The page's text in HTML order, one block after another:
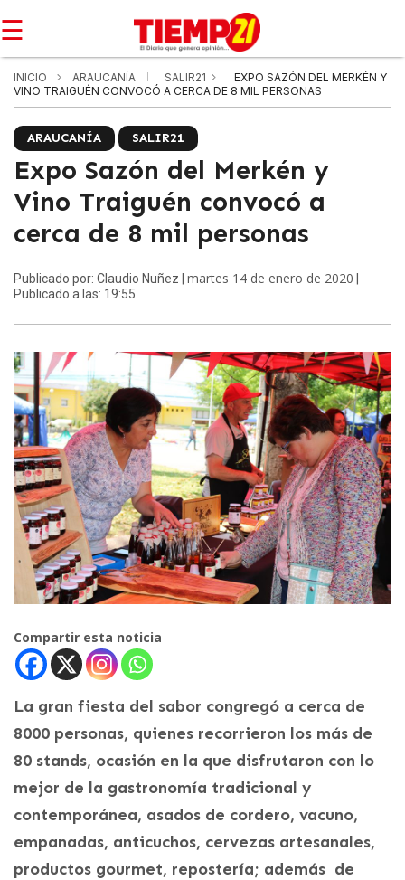
☰
INICIO ARAUCANÍA SALIR21
EXPO SAZÓN DEL MERKÉN Y
VINO TRAIGUÉN CONVOCÓ A CERCA DE 8 MIL PERSONAS
ARAUCANÍA SALIR21
Expo Sazón del Merkén y
Vino Traiguén convocó a
cerca de 8 mil personas
Publicado por: Claudio Nuñez | martes 14 de enero de 2020
Publicado a las: 19:55
Compartir esta noticia
La gran fiesta del sabor congregó a cerca de
8000 personas, quienes recorrieron los más de
80 stands, ocasión en la que disfrutaron con lo
mejor de la gastronomía tradicional y
contemporánea, asados de cordero, vacuno,
empanadas, anticuchos, cervezas artesanales,
productos gourmet, repostería; además de